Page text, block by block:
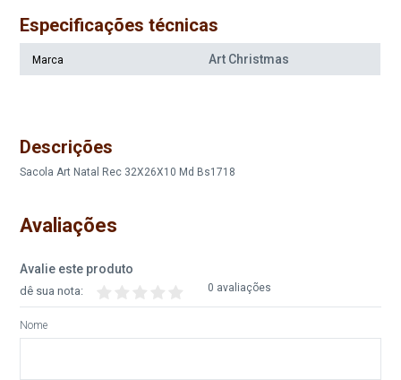
Especificações técnicas
Marca Art Christmas
Descrições
Sacola Art Natal Rec 32X26X10 Md Bs1718
Avaliações
Avalie este produto
0 avaliações
dê sua nota:
Nome